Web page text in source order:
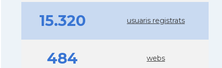
15.320 usuaris registrats
484 webs